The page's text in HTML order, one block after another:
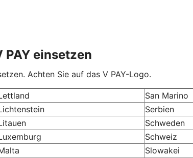
PAY einsetzen
Achten Sie auf das V PAY-Logo.
San Marino
Serbien
Schweden
Schweiz
Slowakei